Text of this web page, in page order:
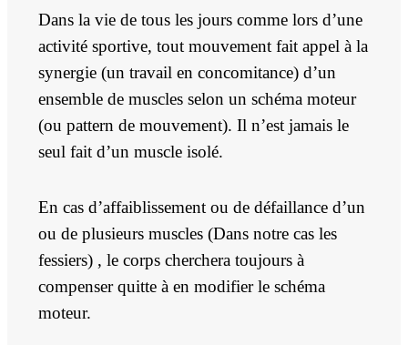
Dans la vie de tous les jours comme lors d’une
activité sportive, tout mouvement fait appel à la
synergie (un travail en concomitance) d’un
ensemble de muscles selon un schéma moteur
(ou pattern de mouvement). Il n’est jamais le
seul fait d’un muscle isolé.
En cas d’affaiblissement ou de défaillance d’un
ou de plusieurs muscles (Dans notre cas les
fessiers) , le corps cherchera toujours à
compenser quitte à en modifier le schéma
moteur.